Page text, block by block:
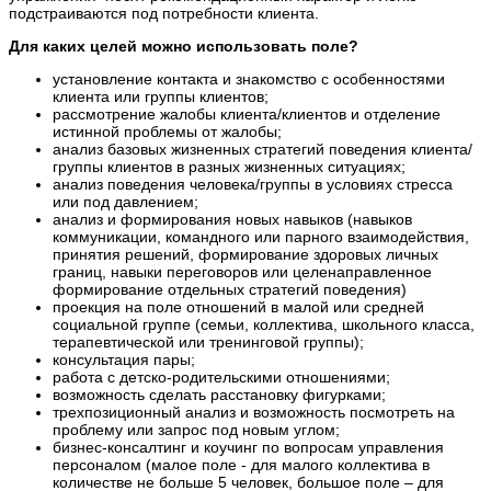
подстраиваются под потребности клиента.
Для каких целей можно использовать поле?
установление контакта и знакомство с особенностями
клиента или группы клиентов;
рассмотрение жалобы клиента/клиентов и отделение
истинной проблемы от жалобы;
анализ базовых жизненных стратегий поведения клиента/
группы клиентов в разных жизненных ситуациях;
анализ поведения человека/группы в условиях стресса
или под давлением;
анализ и формирования новых навыков (навыков
коммуникации, командного или парного взаимодействия,
принятия решений, формирование здоровых личных
границ, навыки переговоров или целенаправленное
формирование отдельных стратегий поведения)
проекция на поле отношений в малой или средней
социальной группе (семьи, коллектива, школьного класса,
терапевтической или тренинговой группы);
консультация пары;
работа с детско-родительскими отношениями;
возможность сделать расстановку фигурками;
трехпозиционный анализ и возможность посмотреть на
проблему или запрос под новым углом;
бизнес-консалтинг и коучинг по вопросам управления
персоналом (малое поле - для малого коллектива в
количестве не больше 5 человек, большое поле – для